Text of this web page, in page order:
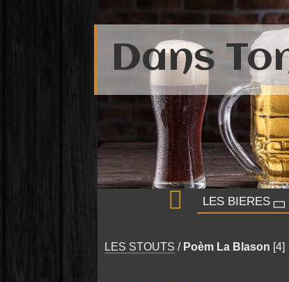
Dans
LES BIERES
LES STOUTS / Poèm La Blason [4]